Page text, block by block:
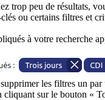
trop peu de résultats,
ou certains filtres et
à votre recherche
les filtres un par
cliquant sur le bouton «